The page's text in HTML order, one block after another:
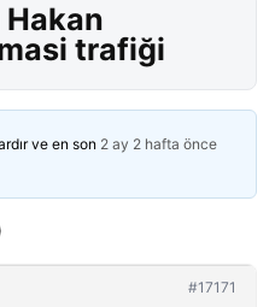
Hakan
trafiği
ve en son 2 ay 2 hafta önce
#17171